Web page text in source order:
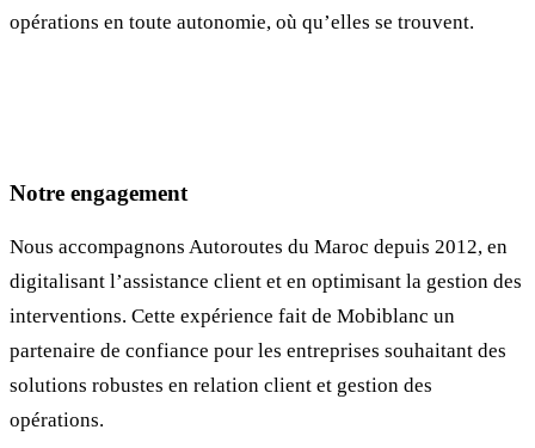
opérations en toute autonomie, où qu’elles se trouvent.
Notre engagement
Nous accompagnons Autoroutes du Maroc depuis 2012, en
digitalisant l’assistance client et en optimisant la gestion des
interventions. Cette expérience fait de Mobiblanc un
partenaire de confiance pour les entreprises souhaitant des
solutions robustes en relation client et gestion des
opérations.